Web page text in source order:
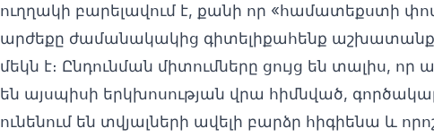
ուղղակի բարելավում է, քանի որ «համատեքստի
արժեքը ժամանակակից գիտելիքահենք
մեկն է։ Ընդունման միտումները ցույց են տալիս, որ
են այսպիսի երկխոսության վրա հիմնված,
ունենում են տվյալների ավելի բարձր հիգիենա և